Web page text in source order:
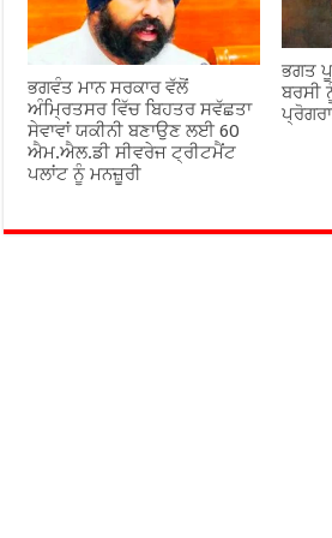
ਭਗਵੰਤ ਮਾਨ ਸਰਕਾਰ ਵੱਲੋਂ
ਅੰਮ੍ਰਿਤਸਰ ਵਿੱਚ ਬਿਹਤਰ ਸਵੱਛਤਾ
ਸੇਵਾਵਾਂ ਯਕੀਨੀ ਬਣਾਉਣ ਲਈ 60
ਐਮ.ਐਲ.ਡੀ ਸੀਵਰੇਜ ਟ੍ਰੀਟਮੈਂਟ
ਪਲਾਂਟ ਨੂੰ ਮਨਜ਼ੂਰੀ
ਭਗਤ
ਬਰਸੀ